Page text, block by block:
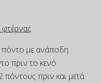
φτέρνας
πόντο με ανάποδη
πριν το κενό
πριν και μετά